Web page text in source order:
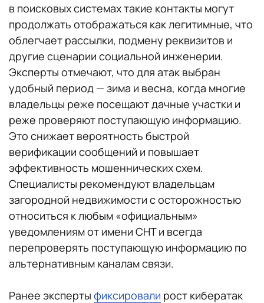
в поисковых системах такие контакты могут
продолжать отображаться как легитимные, что
облегчает рассылки, подмену реквизитов и
другие сценарии социальной инженерии.
Эксперты отмечают, что для атак выбран
удобный период — зима и весна, когда многие
владельцы реже посещают дачные участки и
реже проверяют поступающую информацию.
Это снижает вероятность быстрой
верификации сообщений и повышает
эффективность мошеннических схем.
Специалисты рекомендуют владельцам
загородной недвижимости с осторожностью
относиться к любым «официальным»
уведомлениям от имени СНТ и всегда
перепроверять поступающую информацию по
альтернативным каналам связи.
Ранее эксперты фиксировали рост кибератак